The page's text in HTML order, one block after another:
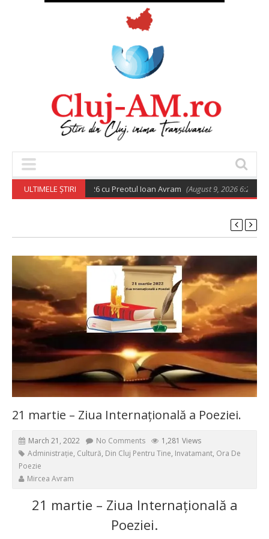
ULTIMELE ȘTIRI
din 9 august 2026 cu Preotul Ioan Avram (August 9, 2026 6:28 am)
21 martie – Ziua Internațională a Poeziei.
March 21, 2022 No Comments
1,281 Views
Administrație, Cultură, Din Cluj Pentru Tine, Invatamant, Ora De
Poezie
Mircea Avram
21 martie – Ziua Internațională a
Poeziei.